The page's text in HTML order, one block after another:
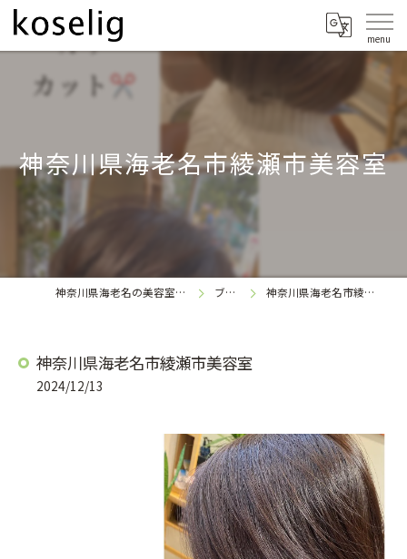
神奈川県海老名市綾瀬市美容室
神奈川県海老名の美容室なら koselig
ブログ 神奈川県海老名市綾瀬市美容室
神奈川県海老名市綾瀬市美容室
2024/12/13